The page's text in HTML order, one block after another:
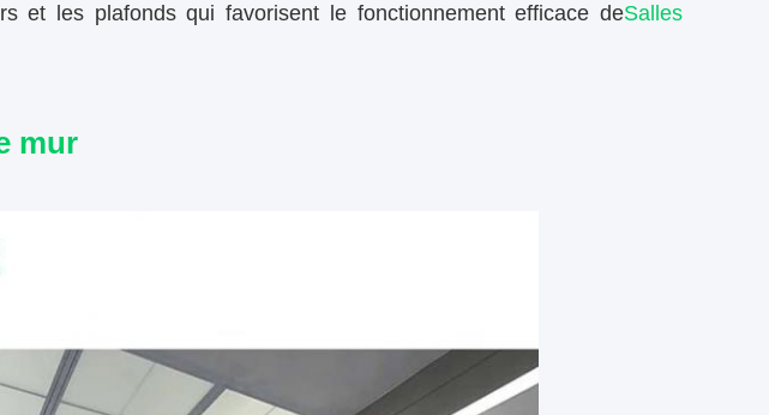
et les plafonds qui favorisent le fonctionnement efficace deSalles
mur